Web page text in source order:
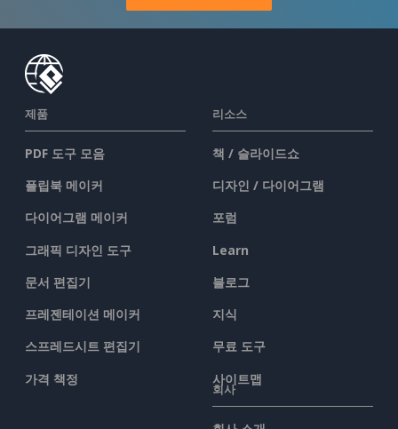
제품
PDF 도구 모음
플립북 메이커
다이어그램 메이커
그래픽 디자인 도구
문서 편집기
프레젠테이션 메이커
스프레드시트 편집기
가격 책정
리소스
책 / 슬라이드쇼
디자인 / 다이어그램
포럼
Learn
블로그
지식
무료 도구
사이트맵
회사